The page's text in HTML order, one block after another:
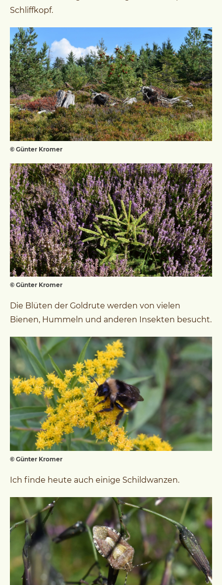
Schliffkopf.
© Günter Kromer
© Günter Kromer
Die Blüten der Goldrute werden von vielen
Bienen, Hummeln und anderen Insekten besucht.
© Günter Kromer
Ich finde heute auch einige Schildwanzen.